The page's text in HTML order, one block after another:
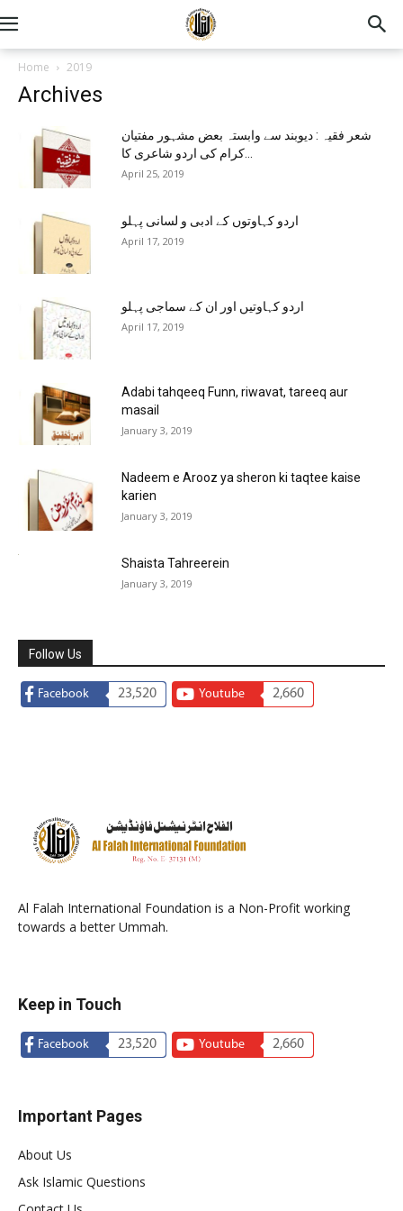
Home 2019
Archives
شعر فقیہ : دیوبند سے وابستہ بعض مشہور مفتیان
April 25, 2019
اردو کہاوتوں کے ادبی و لسانی پہلو
April 17, 2019
اردو کہاوتیں اور ان کے سماجی پہلو
April 17, 2019
Adabi tahqeeq Funn, riwavat, tareeq aur
masail
January 3, 2019
Nadeem e Arooz ya sheron ki taqtee kaise
karien
January 3, 2019
Shaista Tahreerein
January 3, 2019
Follow Us
Facebook 23,520 Youtube 2,660
Al Falah International Foundation is a Non-Profit working
towards a better Ummah.
Keep in Touch
Facebook 23,520 Youtube 2,660
Important Pages
About Us
Ask Islamic Questions